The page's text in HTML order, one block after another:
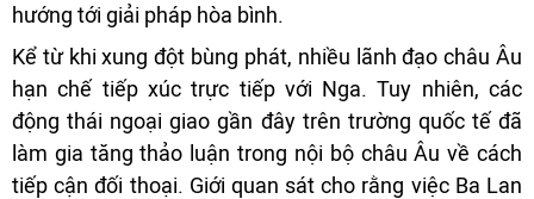
hướng tới giải pháp hòa bình.
Kể từ khi xung đột bùng phát, nhiều lãnh đạo châu Âu
hạn chế tiếp xúc trực tiếp với Nga. Tuy nhiên, các
động thái ngoại giao gần đây trên trường quốc tế đã
làm gia tăng thảo luận trong nội bộ châu Âu về cách
tiếp cận đối thoại. Giới quan sát cho rằng việc Ba Lan